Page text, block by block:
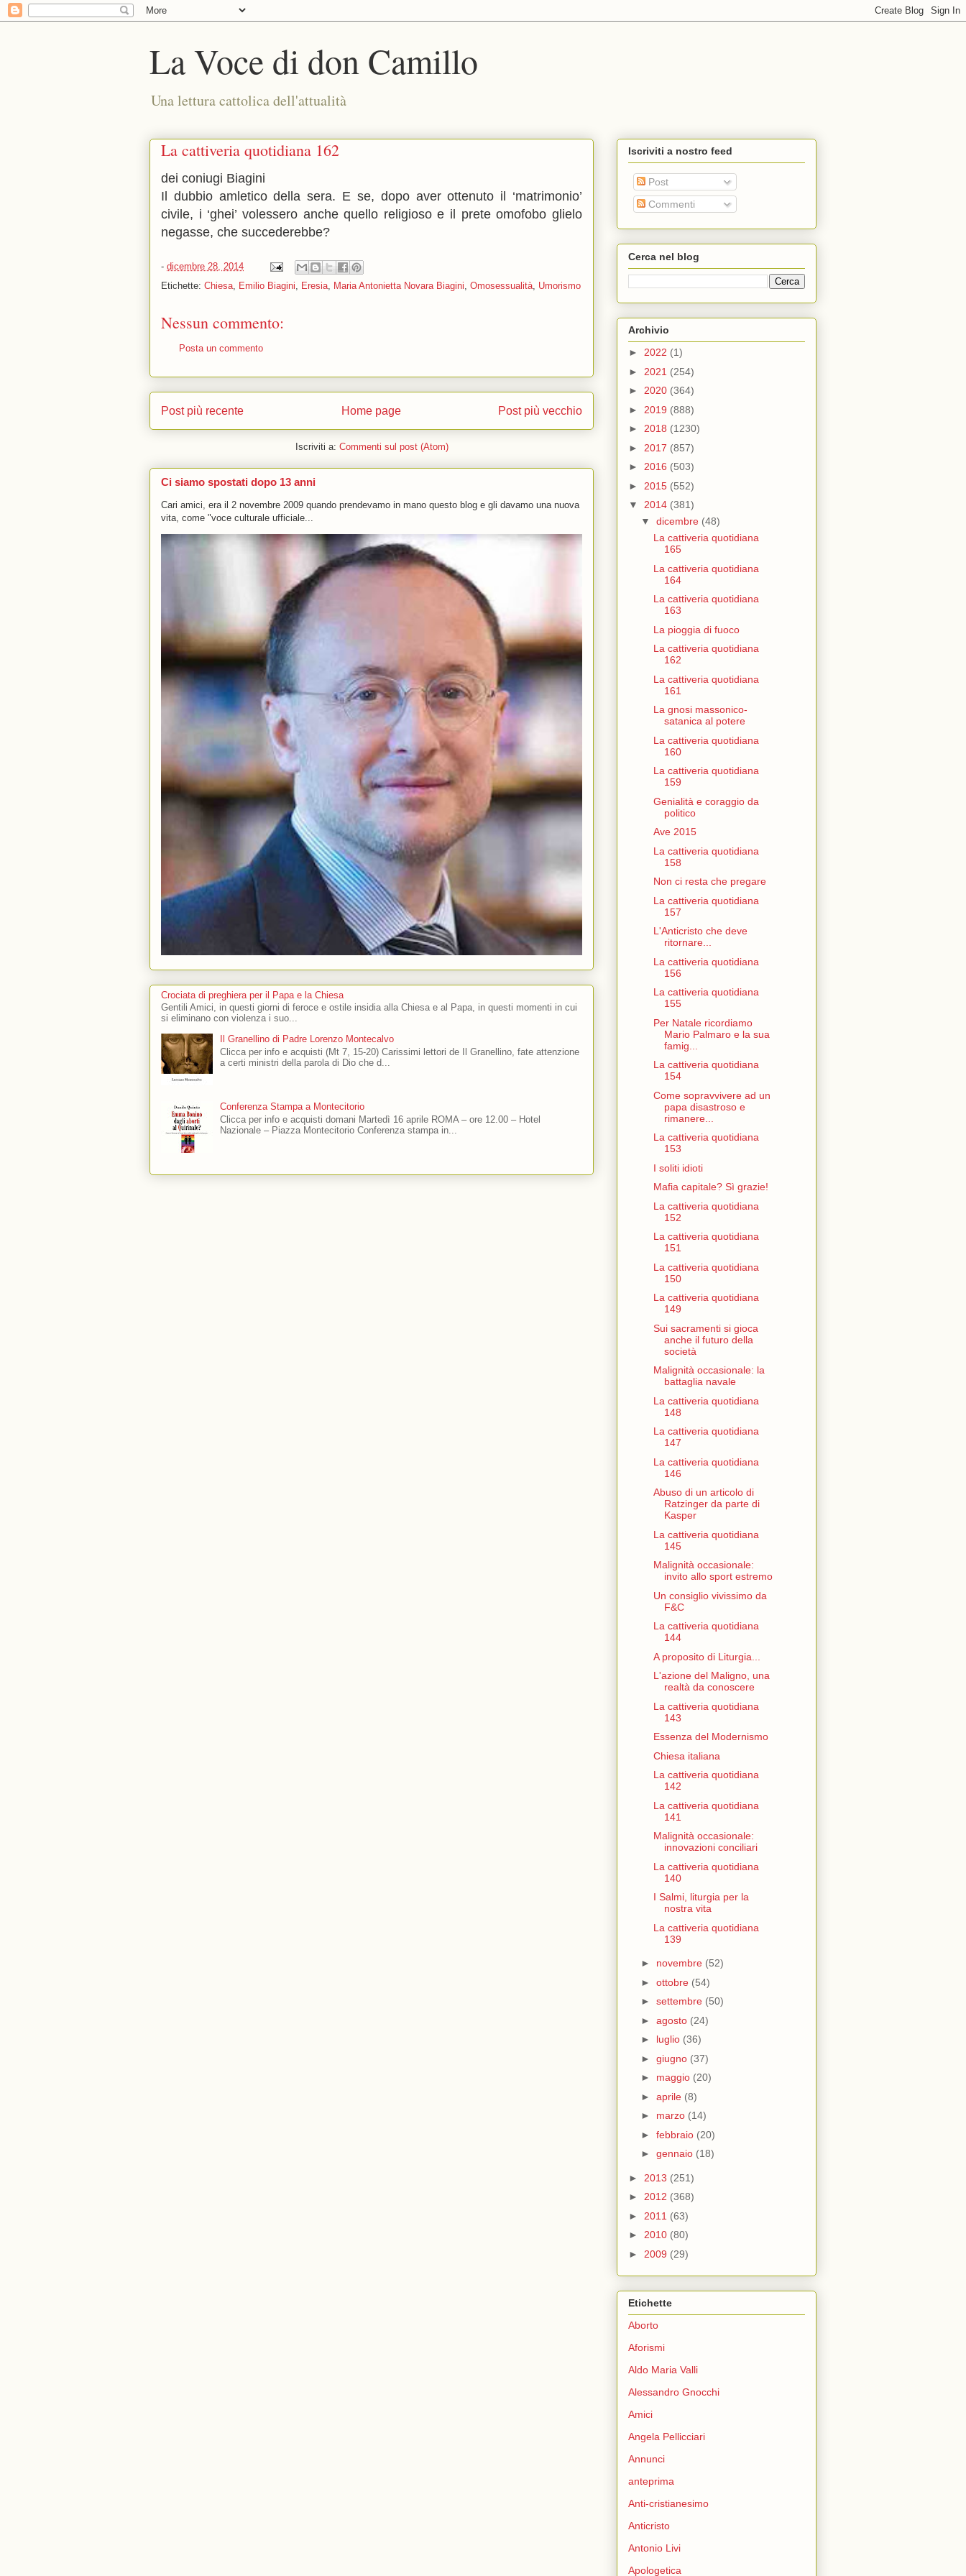
La Voce di don Camillo
Una lettura cattolica dell'attualità
La cattiveria quotidiana 162
dei coniugi Biagini
Il dubbio amletico della sera. E se, dopo aver ottenuto il ‘matrimonio’
civile, i ‘ghei’ volessero anche quello religioso e il prete omofobo glielo
negasse, che succederebbe?
- dicembre 28, 2014
Etichette: Chiesa, Emilio Biagini, Eresia, Maria Antonietta Novara Biagini, Omosessualità, Umorismo
Nessun commento:
Posta un commento
Post più recente Post più vecchio
Home page
Iscriviti a: Commenti sul post (Atom)
Ci siamo spostati dopo 13 anni
Cari amici, era il 2 novembre 2009 quando prendevamo in mano questo blog e gli davamo una nuova
vita, come "voce culturale ufficiale...
Crociata di preghiera per il Papa e la Chiesa
Gentili Amici, in questi giorni di feroce e ostile insidia alla Chiesa e al Papa, in questi momenti in cui
si eliminano con violenza i suo...
Il Granellino di Padre Lorenzo Montecalvo
Clicca per info e acquisti (Mt 7, 15-20) Carissimi lettori de Il Granellino, fate attenzione
a certi ministri della parola di Dio che d...
Conferenza Stampa a Montecitorio
Clicca per info e acquisti domani Martedì 16 aprile ROMA – ore 12.00 – Hotel
Nazionale – Piazza Montecitorio Conferenza stampa in...
Iscriviti a nostro feed
Post
Commenti
Cerca nel blog
Archivio
► 2022 (1)
► 2021 (254)
► 2020 (364)
► 2019 (888)
► 2018 (1230)
► 2017 (857)
► 2016 (503)
► 2015 (552)
▼ 2014 (381)
▼ dicembre (48)
La cattiveria quotidiana
165
La cattiveria quotidiana
164
La cattiveria quotidiana
163
La pioggia di fuoco
La cattiveria quotidiana
162
La cattiveria quotidiana
161
La gnosi massonico-
satanica al potere
La cattiveria quotidiana
160
La cattiveria quotidiana
159
Genialità e coraggio da
politico
Ave 2015
La cattiveria quotidiana
158
Non ci resta che pregare
La cattiveria quotidiana
157
L'Anticristo che deve
ritornare...
La cattiveria quotidiana
156
La cattiveria quotidiana
155
Per Natale ricordiamo
Mario Palmaro e la sua
famig...
La cattiveria quotidiana
154
Come sopravvivere ad un
papa disastroso e
rimanere...
La cattiveria quotidiana
153
I soliti idioti
Mafia capitale? Sì grazie!
La cattiveria quotidiana
152
La cattiveria quotidiana
151
La cattiveria quotidiana
150
La cattiveria quotidiana
149
Sui sacramenti si gioca
anche il futuro della
società
Malignità occasionale: la
battaglia navale
La cattiveria quotidiana
148
La cattiveria quotidiana
147
La cattiveria quotidiana
146
Abuso di un articolo di
Ratzinger da parte di
Kasper
La cattiveria quotidiana
145
Malignità occasionale:
invito allo sport estremo
Un consiglio vivissimo da
F&C
La cattiveria quotidiana
144
A proposito di Liturgia...
L'azione del Maligno, una
realtà da conoscere
La cattiveria quotidiana
143
Essenza del Modernismo
Chiesa italiana
La cattiveria quotidiana
142
La cattiveria quotidiana
141
Malignità occasionale:
innovazioni conciliari
La cattiveria quotidiana
140
I Salmi, liturgia per la
nostra vita
La cattiveria quotidiana
139
► novembre (52)
► ottobre (54)
► settembre (50)
► agosto (24)
► luglio (36)
► giugno (37)
► maggio (20)
► aprile (8)
► marzo (14)
► febbraio (20)
► gennaio (18)
► 2013 (251)
► 2012 (368)
► 2011 (63)
► 2010 (80)
► 2009 (29)
Etichette
Aborto
Aforismi
Aldo Maria Valli
Alessandro Gnocchi
Amici
Angela Pellicciari
Annunci
anteprima
Anti-cristianesimo
Anticristo
Antonio Livi
Apologetica